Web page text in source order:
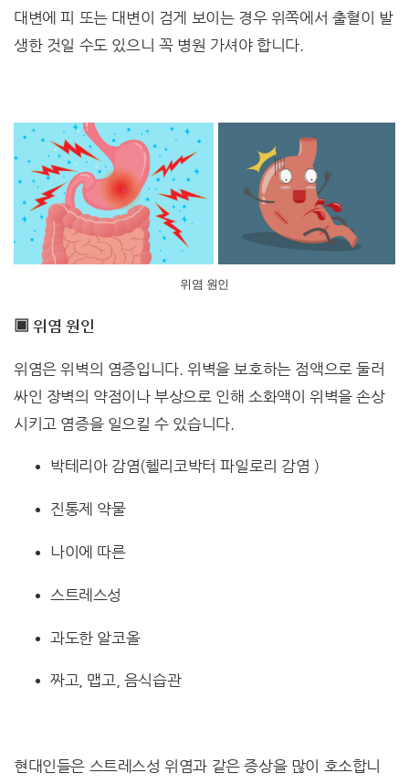
대변에 피 또는 대변이 검게 보이는 경우 위쪽에서 출혈이 발
생한 것일 수도 있으니 꼭 병원 가셔야 합니다.
위염 원인
▣위염 원인
위염은 위벽의 염증입니다. 위벽을 보호하는 점액으로 둘러
싸인 장벽의 약점이나 부상으로 인해 소화액이 위벽을 손상
시키고 염증을 일으킬 수 있습니다.
박테리아 감염(헬리코박터 파일로리 감염 )
진통제 약물
나이에 따른
스트레스성
과도한 알코올
짜고, 맵고, 음식습관
현대인들은 스트레스성 위염과 같은 증상을 많이 호소합니